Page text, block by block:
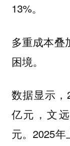
13%。
多重成本叠
困境。
数据显示，
亿元，文
元。2025年